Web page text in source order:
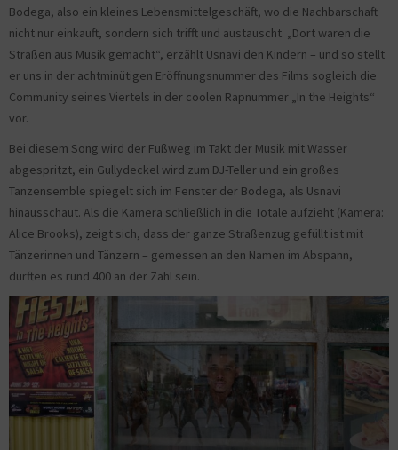
Bodega, also ein kleines Lebensmittelgeschäft, wo die Nachbarschaft
nicht nur einkauft, sondern sich trifft und austauscht. „Dort waren die
Straßen aus Musik gemacht“, erzählt Usnavi den Kindern – und so stellt
er uns in der achtminütigen Eröffnungsnummer des Films sogleich die
Community seines Viertels in der coolen Rapnummer „In the Heights“
vor.
Bei diesem Song wird der Fußweg im Takt der Musik mit Wasser
abgespritzt, ein Gullydeckel wird zum DJ-Teller und ein großes
Tanzensemble spiegelt sich im Fenster der Bodega, als Usnavi
hinausschaut. Als die Kamera schließlich in die Totale aufzieht (Kamera:
Alice Brooks), zeigt sich, dass der ganze Straßenzug gefüllt ist mit
Tänzerinnen und Tänzern – gemessen an den Namen im Abspann,
dürften es rund 400 an der Zahl sein.